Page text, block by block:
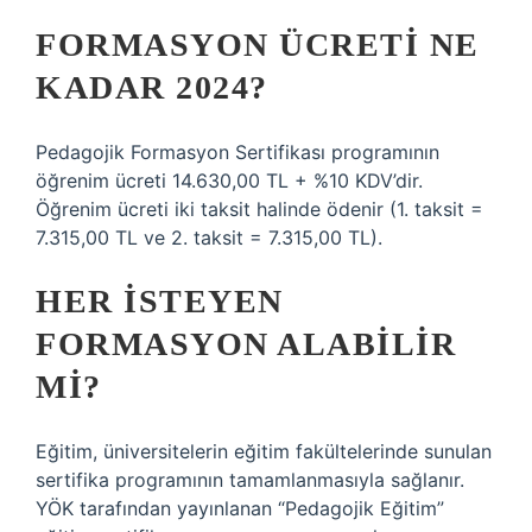
FORMASYON ÜCRETI NE
KADAR 2024?
Pedagojik Formasyon Sertifikası programının
öğrenim ücreti 14.630,00 TL + %10 KDV’dir.
Öğrenim ücreti iki taksit halinde ödenir (1. taksit =
7.315,00 TL ve 2. taksit = 7.315,00 TL).
HER ISTEYEN
FORMASYON ALABILIR
MI?
Eğitim, üniversitelerin eğitim fakültelerinde sunulan
sertifika programının tamamlanmasıyla sağlanır.
YÖK tarafından yayınlanan “Pedagojik Eğitim”